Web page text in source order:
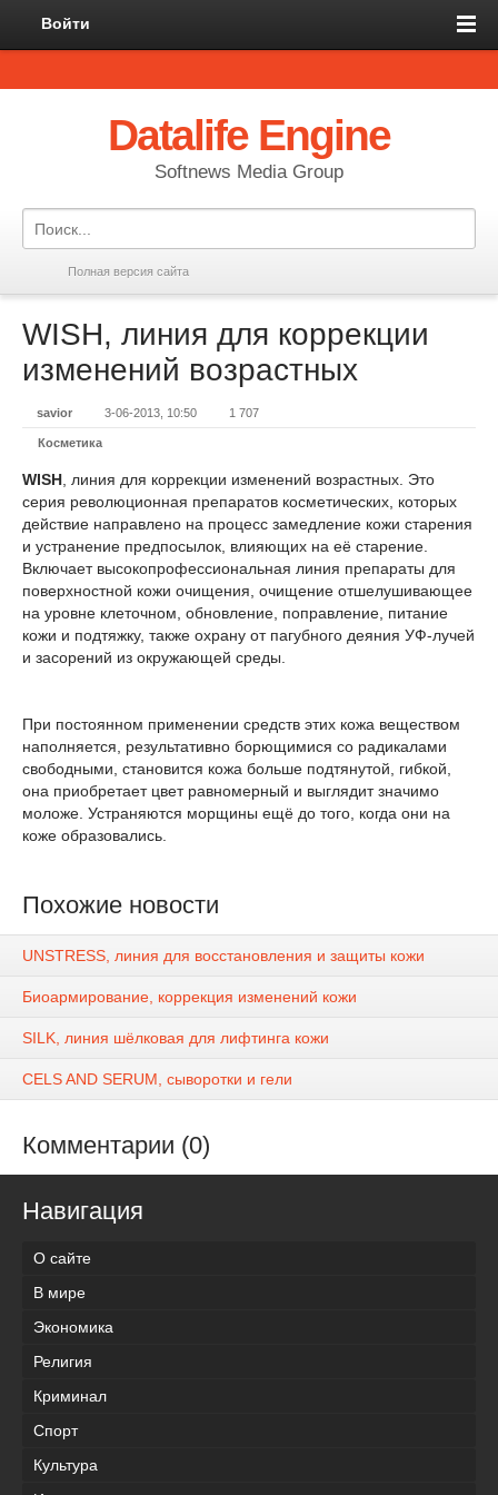
Войти
Datalife Engine
Softnews Media Group
Полная версия сайта
WISH, линия для коррекции
изменений возрастных
savior 3-06-2013, 10:50 1 707
Косметика
WISH , линия для коррекции изменений возрастных. Это
серия революционная препаратов косметических, которых
действие направлено на процесс замедление кожи старения
и устранение предпосылок, влияющих на её старение.
Включает высокопрофессиональная линия препараты для
поверхностной кожи очищения, очищение отшелушивающее
на уровне клеточном, обновление, поправление, питание
кожи и подтяжку, также охрану от пагубного деяния УФ-лучей
и засорений из окружающей среды.
При постоянном применении средств этих кожа веществом
наполняется, результативно борющимися со радикалами
свободными, становится кожа больше подтянутой, гибкой,
она приобретает цвет равномерный и выглядит значимо
моложе. Устраняются морщины ещё до того, когда они на
коже образовались.
Похожие новости
UNSTRESS, линия для восстановления и защиты кожи
Биоармирование, коррекция изменений кожи
SILK, линия шёлковая для лифтинга кожи
CELS AND SERUM, сыворотки и гели
Комментарии (0)
Навигация
О сайте
В мире
Экономика
Религия
Криминал
Спорт
Культура